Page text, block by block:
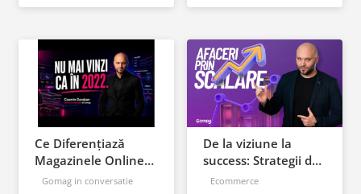
Ce Diferențiază
Magazinele Online
Care Cresc în 2026?
Gomag in conversatie
De la viziune la
success: Strategii de
creștere pentru
Ecommerce